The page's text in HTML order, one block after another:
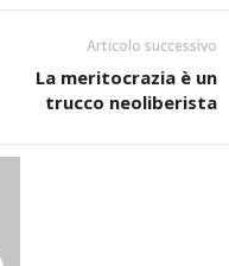
Articolo successivo
La meritocrazia è un
trucco neoliberista